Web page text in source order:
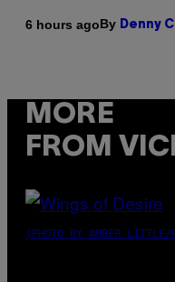
6 hours agoBy Denny
MORE
FROM
(PHOTO BY AMBER LITTLE/